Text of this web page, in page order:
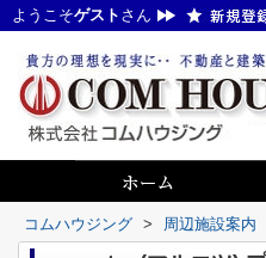
ようこそゲスト さん
コムハウジング > 周辺施設案内